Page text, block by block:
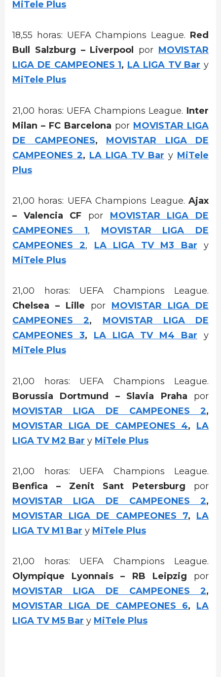
MiTele Plus
18,55 horas: UEFA Champions League. Red
Bull Salzburg – Liverpool por MOVISTAR
LIGA DE CAMPEONES 1, LA LIGA TV Bar y
MiTele Plus
21,00 horas: UEFA Champions League. Inter
Milan – FC Barcelona por MOVISTAR LIGA
DE CAMPEONES, MOVISTAR LIGA DE
CAMPEONES 2, LA LIGA TV Bar y MiTele
Plus
21,00 horas: UEFA Champions League. Ajax
– Valencia CF por MOVISTAR LIGA DE
CAMPEONES 1, MOVISTAR LIGA DE
CAMPEONES 2, LA LIGA TV M3 Bar
y
MiTele Plus
21,00 horas: UEFA Champions League.
Chelsea – Lille por MOVISTAR LIGA DE
CAMPEONES 2, MOVISTAR LIGA DE
CAMPEONES 3, LA LIGA TV M4 Bar
y
MiTele Plus
21,00 horas: UEFA Champions League.
Borussia Dortmund – Slavia Praha por
MOVISTAR LIGA DE CAMPEONES 2,
MOVISTAR LIGA DE CAMPEONES 4, LA
LIGA TV M2 Bar y MiTele Plus
21,00 horas: UEFA Champions League.
Benfica – Zenit Sant Petersburg por
MOVISTAR LIGA DE CAMPEONES 2,
MOVISTAR LIGA DE CAMPEONES 7, LA
LIGA TV M1 Bar y MiTele Plus
21,00 horas: UEFA Champions League.
Olympique Lyonnais – RB Leipzig por
MOVISTAR LIGA DE CAMPEONES 2,
MOVISTAR LIGA DE CAMPEONES 6, LA
LIGA TV M5 Bar y MiTele Plus